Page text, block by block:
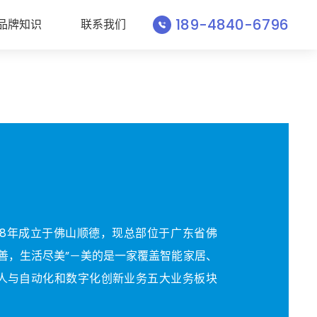
牌知识 联系我们 189-4840-6796
年成立于佛山顺德，现总部位于广东省佛
生活尽美”－美的是一家覆盖智能家居、
与自动化和数字化创新业务五大业务板块